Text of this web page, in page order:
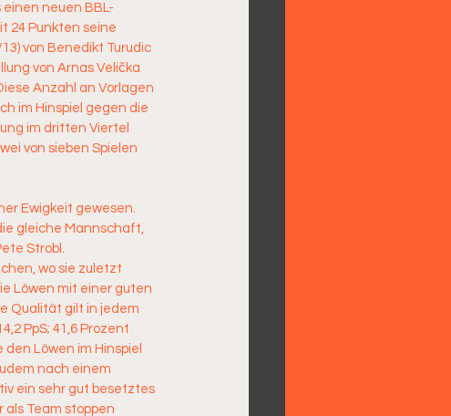
neuen BBL-
24 Punkten seine
von Benedikt Turudic
von Arnas Velička
Anzahl an Vorlagen
im Hinspiel gegen die
im dritten Viertel
von sieben Spielen
Ewigkeit gewesen.
gleiche Mannschaft,
Strobl.
wo sie zuletzt
Löwen mit einer guten
Qualität gilt in jedem
PpS; 41,6 Prozent
den Löwen im Hinspiel
nach einem
ein sehr gut besetztes
als Team stoppen